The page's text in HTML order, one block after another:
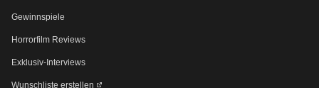
Gewinnspiele
Horrorfilm Reviews
Exklusiv-Interviews
Wunschliste erstellen